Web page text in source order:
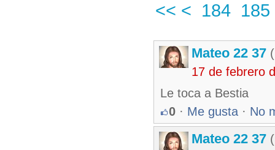
<< < 184 185
Mateo 22 37
17 de febrero
Le toca a Bestia
0 · Me gusta · No
Mateo 22 37